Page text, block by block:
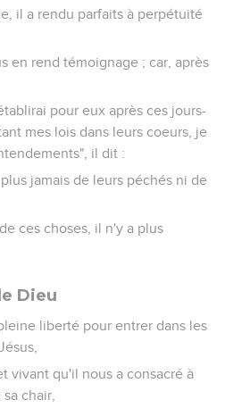
il a rendu parfaits à perpétuité
en rend témoignage ; car, après
pour eux après ces jours-
mes lois dans leurs coeurs, je
il dit :
jamais de leurs péchés ni de
ces choses, il n'y a plus
Dieu
liberté pour entrer dans les
vivant qu'il nous a consacré à
chair,